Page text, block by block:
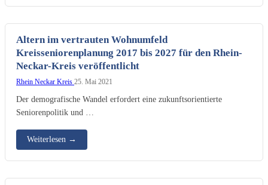
Altern im vertrauten Wohnumfeld
Kreisseniorenplanung 2017 bis 2027 für den Rhein-
Neckar-Kreis veröffentlicht
Rhein Neckar Kreis 25. Mai 2021
Der demografische Wandel erfordert eine zukunftsorientierte
Seniorenpolitik und …
Weiterlesen →